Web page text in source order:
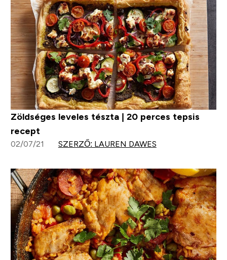
Zöldséges leveles tészta | 20 perces tepsis
recept
02/07/21 SZERZŐ: LAUREN DAWES